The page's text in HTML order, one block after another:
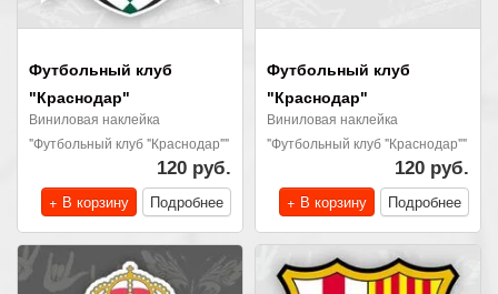
Футбольный клуб
"Краснодар"
Виниловая наклейка
"Футбольный клуб "Краснодар""
120 руб.
+ В корзину
Подробнее
Футбольный клуб
"Краснодар"
Виниловая наклейка
"Футбольный клуб "Краснодар""
120 руб.
+ В корзину
Подробнее